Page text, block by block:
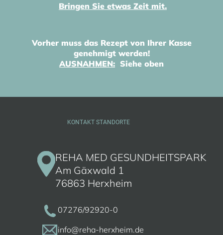
Bringen Sie etwas Zeit mit.
Vorher muss das Rezept von Ihrer Kasse
genehmigt werden!
AUSNAHMEN: Siehe oben
KONTAKT STANDORTE
REHA MED GESUNDHEITSPARK
Am Gäxwald 1
76863 Herxheim
07276/92920-0
info@reha-herxheim.de